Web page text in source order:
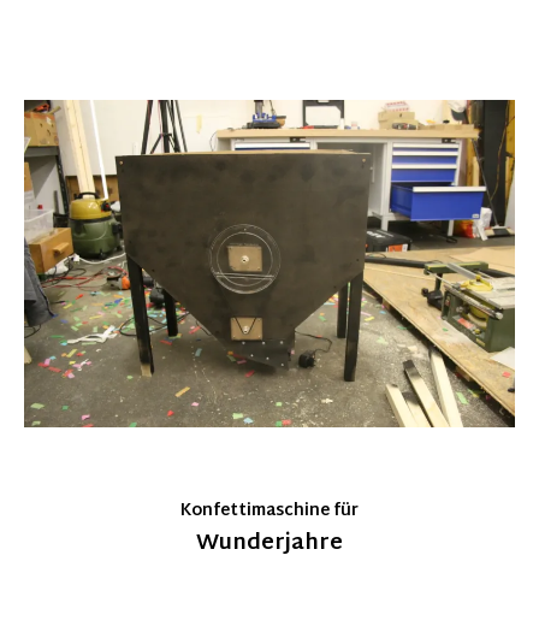
Konfettimaschine für
Wunderjahre